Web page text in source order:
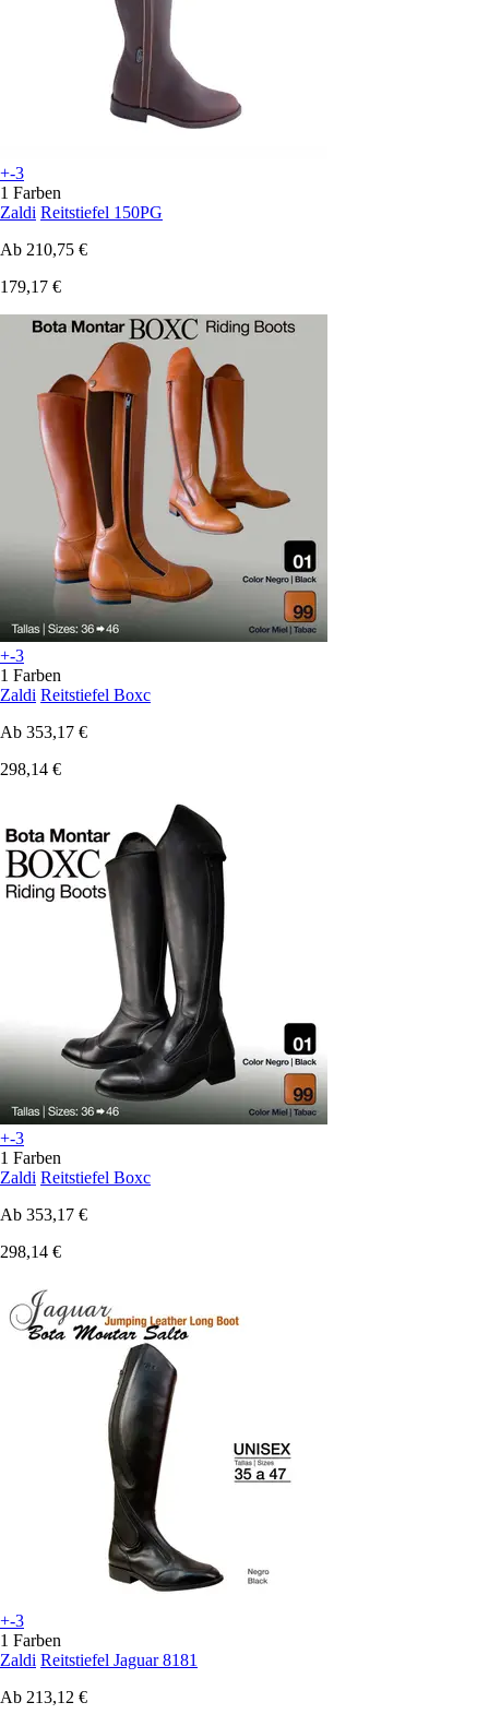
+-3
1 Farben
Zaldi Reitstiefel 150PG
Ab 210,75 €
179,17 €
+-3
1 Farben
Zaldi Reitstiefel Boxc
Ab 353,17 €
298,14 €
+-3
1 Farben
Zaldi Reitstiefel Boxc
Ab 353,17 €
298,14 €
+-3
1 Farben
Zaldi Reitstiefel Jaguar 8181
Ab 213,12 €